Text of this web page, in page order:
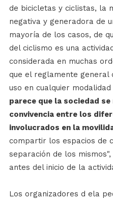
de bicicletas y ciclistas, la
negativa y generadora de
mayoría de los casos, de
del ciclismo es una
considerada en muchas
que el reglamente general
uso en cualquier
parece que la sociedad
convivencia entre los
involucrados en la
compartir los espacios de
separación de los
antes del inicio de la
Los organizadores d ela